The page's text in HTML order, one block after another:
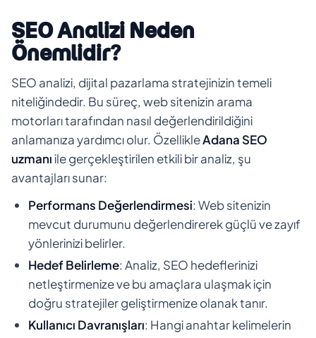
SEO Analizi Neden
Önemlidir?
SEO analizi, dijital pazarlama stratejinizin temeli
niteliğindedir. Bu süreç, web sitenizin arama
motorları tarafından nasıl değerlendirildiğini
anlamanıza yardımcı olur. ÖzellikleAdana SEO
uzmanıile gerçekleştirilen etkili bir analiz, şu
avantajları sunar:
Performans Değerlendirmesi: Web sitenizin
mevcut durumunu değerlendirerek güçlü ve zayıf
yönlerinizi belirler.
Hedef Belirleme: Analiz, SEO hedeflerinizi
netleştirmenize ve bu amaçlara ulaşmak için
doğru stratejiler geliştirmenize olanak tanır.
Kullanıcı Davranışları: Hangi anahtar kelimelerin